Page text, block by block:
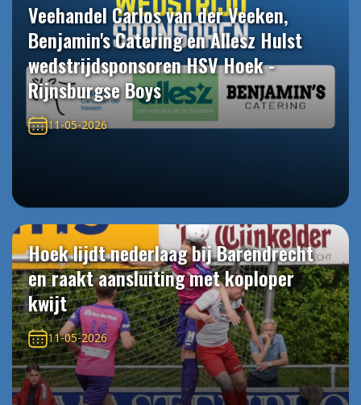
Veehandel Carlos van der Veeken,
Benjamin's Catering en Allesz Hulst
wedstrijdsponsoren HSV Hoek -
Rijnsburgse Boys
11-05-2026
Hoek lijdt nederlaag bij Barendrecht
en raakt aansluiting met koploper
kwijt
11-05-2026